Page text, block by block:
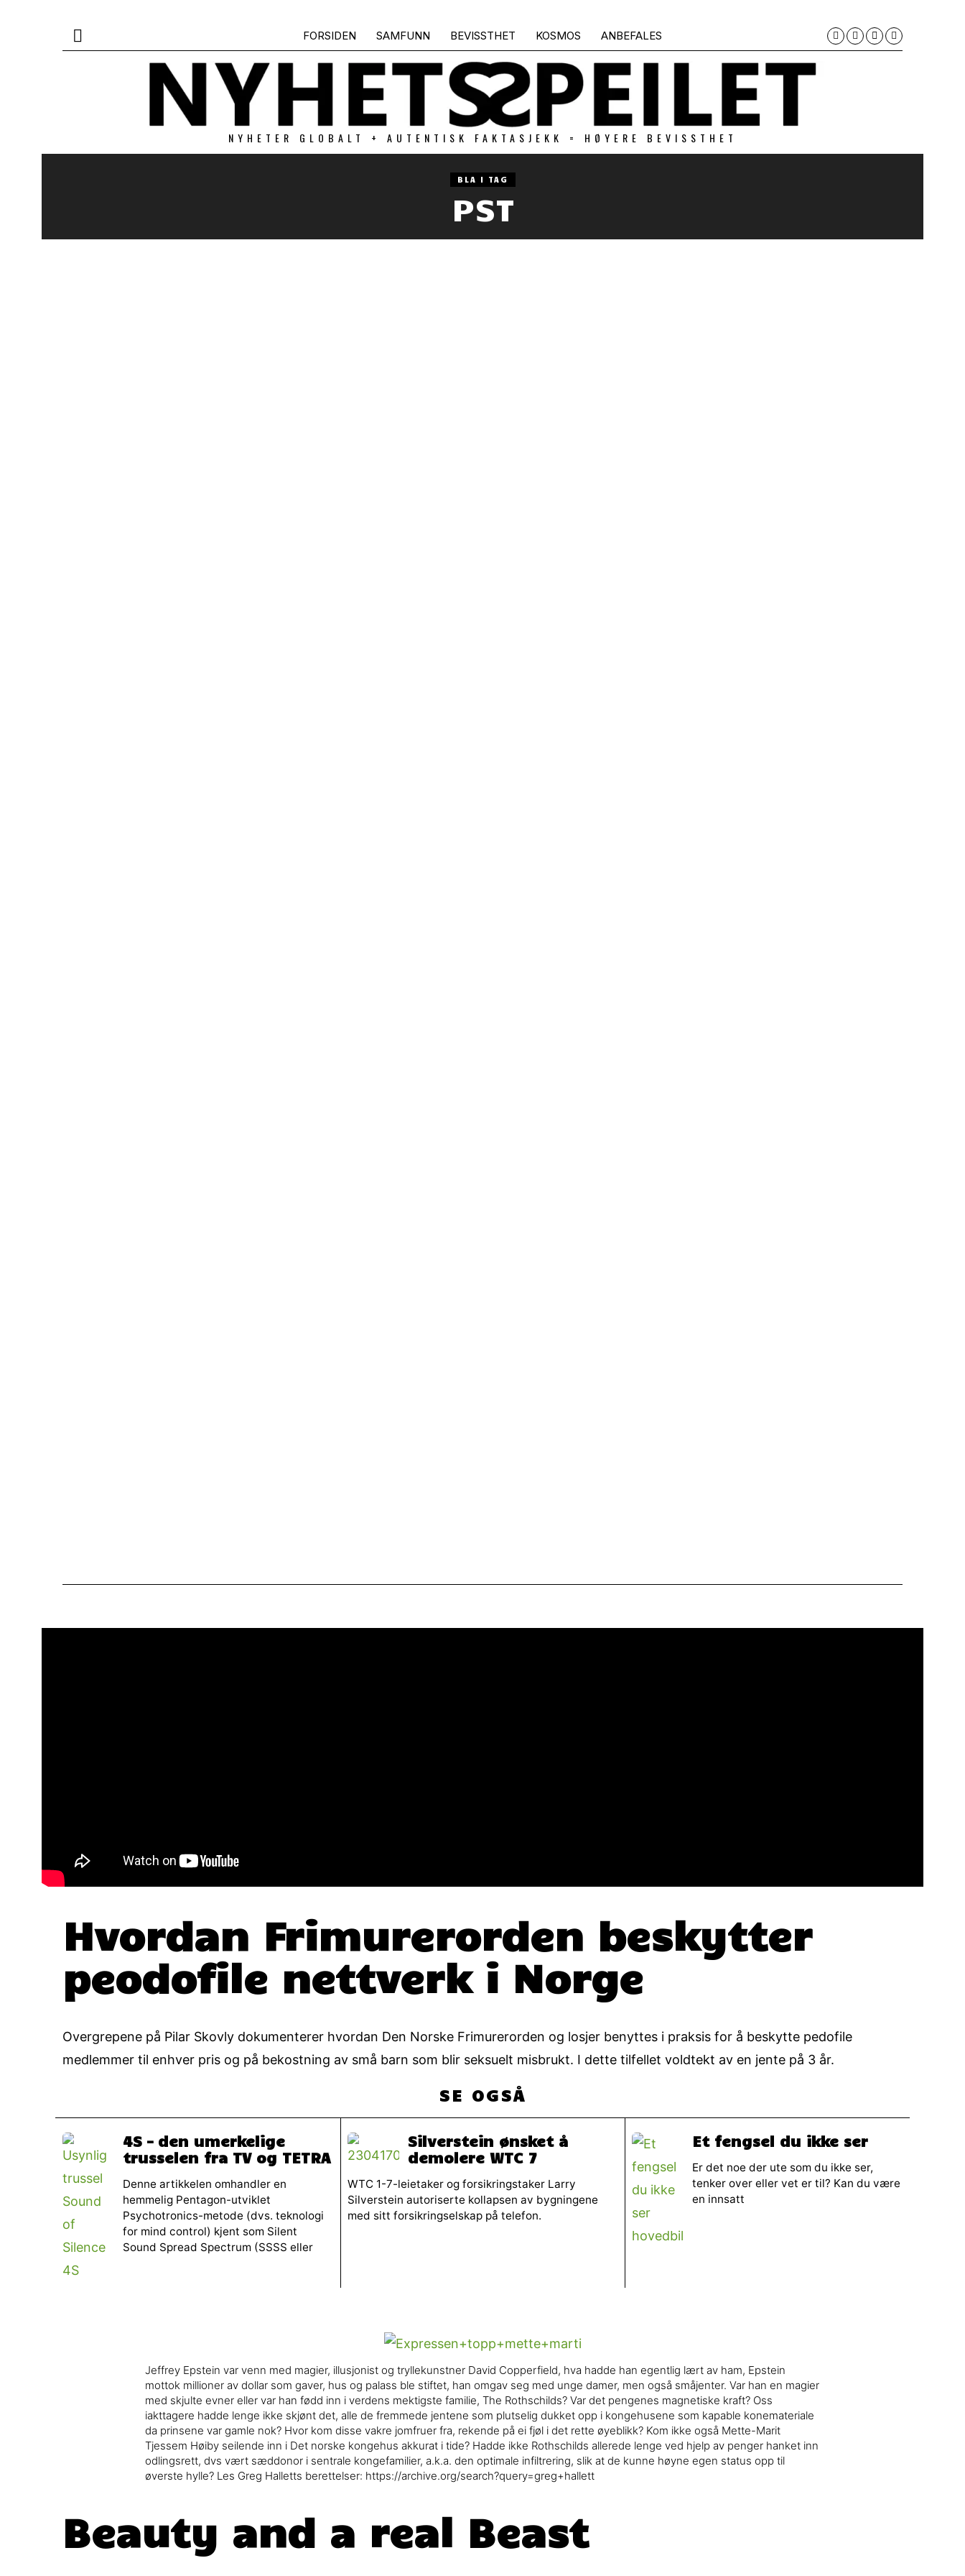
FORSIDEN SAMFUNN BEVISSTHET KOSMOS ANBEFALES
NYHETER GLOBALT + AUTENTISK FAKTASJEKK = HØYERE BEVISSTHET
BLA I TAG
PST
Hvordan Frimurerorden beskytter
peodofile nettverk i Norge
Overgrepene på Pilar Skovly dokumenterer hvordan Den Norske Frimurerorden og losjer benyttes i praksis for å beskytte pedofile
medlemmer til enhver pris og på bekostning av små barn som blir seksuelt misbrukt. I dette tilfellet voldtekt av en jente på 3 år.
SE OGSÅ
4S – den umerkelige
trusselen fra TV og TETRA
Denne artikkelen omhandler en
hemmelig Pentagon-utviklet
Psychotronics-metode (dvs. teknologi
for mind control) kjent som Silent
Sound Spread Spectrum (SSSS eller
Silverstein ønsket å
demolere WTC 7
WTC 1-7-leietaker og forsikringstaker Larry
Silverstein autoriserte kollapsen av bygningene
med sitt forsikringselskap på telefon.
Et fengsel du ikke ser
Er det noe der ute som du ikke ser,
tenker over eller vet er til? Kan du være
en innsatt
Jeffrey Epstein var venn med magier, illusjonist og tryllekunstner David Copperfield, hva hadde han egentlig lært av ham, Epstein
mottok millioner av dollar som gaver, hus og palass ble stiftet, han omgav seg med unge damer, men også småjenter. Var han en magier
med skjulte evner eller var han fødd inn i verdens mektigste familie, The Rothschilds? Var det pengenes magnetiske kraft? Oss
iakttagere hadde lenge ikke skjønt det, alle de fremmede jentene som plutselig dukket opp i kongehusene som kapable konemateriale
da prinsene var gamle nok? Hvor kom disse vakre jomfruer fra, rekende på ei fjøl i det rette øyeblikk? Kom ikke også Mette-Marit
Tjessem Høiby seilende inn i Det norske kongehus akkurat i tide? Hadde ikke Rothschilds allerede lenge ved hjelp av penger hanket inn
odlingsrett, dvs vært sæddonor i sentrale kongefamilier, a.k.a. den optimale infiltrering, slik at de kunne høyne egen status opp til
øverste hylle? Les Greg Halletts berettelser: https://archive.org/search?query=greg+hallett
Beauty and a real Beast